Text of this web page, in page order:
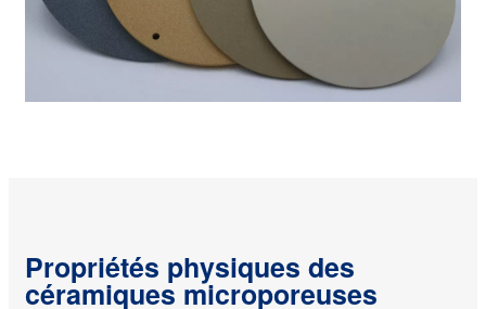
Propriétés physiques des
céramiques microporeuses